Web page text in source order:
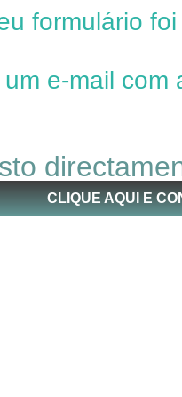
formulário
e-mail
CLIQUE AQUI E